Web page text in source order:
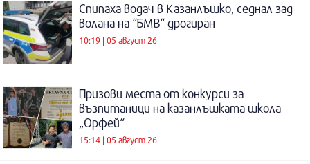
Спипаха водач в Казанлъшко, седнал зад
волана на “БМВ“ дрогиран
10:19 | 05 август 26
Призови места от конкурси за
възпитаници на казанлъшката школа
„Орфей“
15:14 | 05 август 26